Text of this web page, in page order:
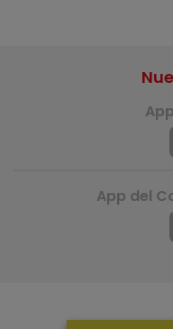
App del